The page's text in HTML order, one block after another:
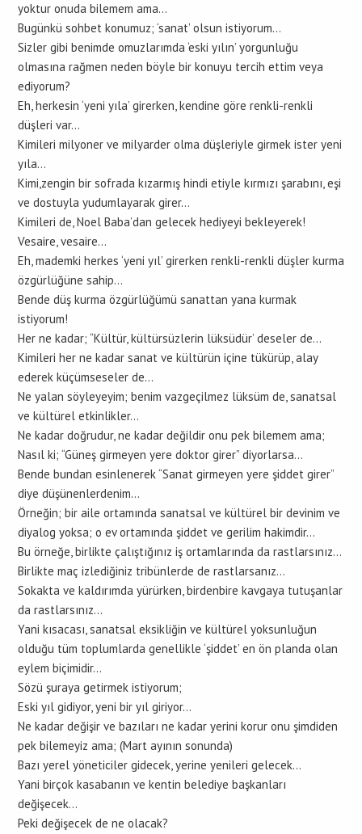
yoktur onuda bilemem ama…
Bugünkü sohbet konumuz; ‘sanat’ olsun istiyorum…
Sizler gibi benimde omuzlarımda ‘eski yılın’ yorgunluğu
olmasına rağmen neden böyle bir konuyu tercih ettim veya
ediyorum?
Eh, herkesin ‘yeni yıla’ girerken, kendine göre renkli-renkli
düşleri var…
Kimileri milyoner ve milyarder olma düşleriyle girmek ister yeni
yıla…
Kimi,zengin bir sofrada kızarmış hindi etiyle kırmızı şarabını, eşi
ve dostuyla yudumlayarak girer…
Kimileri de, Noel Baba’dan gelecek hediyeyi bekleyerek!
Vesaire, vesaire…
Eh, mademki herkes ‘yeni yıl’ girerken renkli-renkli düşler kurma
özgürlüğüne sahip…
Bende düş kurma özgürlüğümü sanattan yana kurmak
istiyorum!
Her ne kadar; “Kültür, kültürsüzlerin lüksüdür’ deseler de…
Kimileri her ne kadar sanat ve kültürün içine tükürüp, alay
ederek küçümseseler de…
Ne yalan söyleyeyim; benim vazgeçilmez lüksüm de, sanatsal
ve kültürel etkinlikler…
Ne kadar doğrudur, ne kadar değildir onu pek bilemem ama;
Nasıl ki; “Güneş girmeyen yere doktor girer” diyorlarsa…
Bende bundan esinlenerek “Sanat girmeyen yere şiddet girer”
diye düşünenlerdenim…
Örneğin; bir aile ortamında sanatsal ve kültürel bir devinim ve
diyalog yoksa; o ev ortamında şiddet ve gerilim hakimdir…
Bu örneğe, birlikte çalıştığınız iş ortamlarında da rastlarsınız…
Birlikte maç izlediğiniz tribünlerde de rastlarsanız…
Sokakta ve kaldırımda yürürken, birdenbire kavgaya tutuşanlar
da rastlarsınız…
Yani kısacası, sanatsal eksikliğin ve kültürel yoksunluğun
olduğu tüm toplumlarda genellikle ‘şiddet’ en ön planda olan
eylem biçimidir…
Sözü şuraya getirmek istiyorum;
Eski yıl gidiyor, yeni bir yıl giriyor…
Ne kadar değişir ve bazıları ne kadar yerini korur onu şimdiden
pek bilemeyiz ama; (Mart ayının sonunda)
Bazı yerel yöneticiler gidecek, yerine yenileri gelecek…
Yani birçok kasabanın ve kentin belediye başkanları
değişecek…
Peki değişecek de ne olacak?